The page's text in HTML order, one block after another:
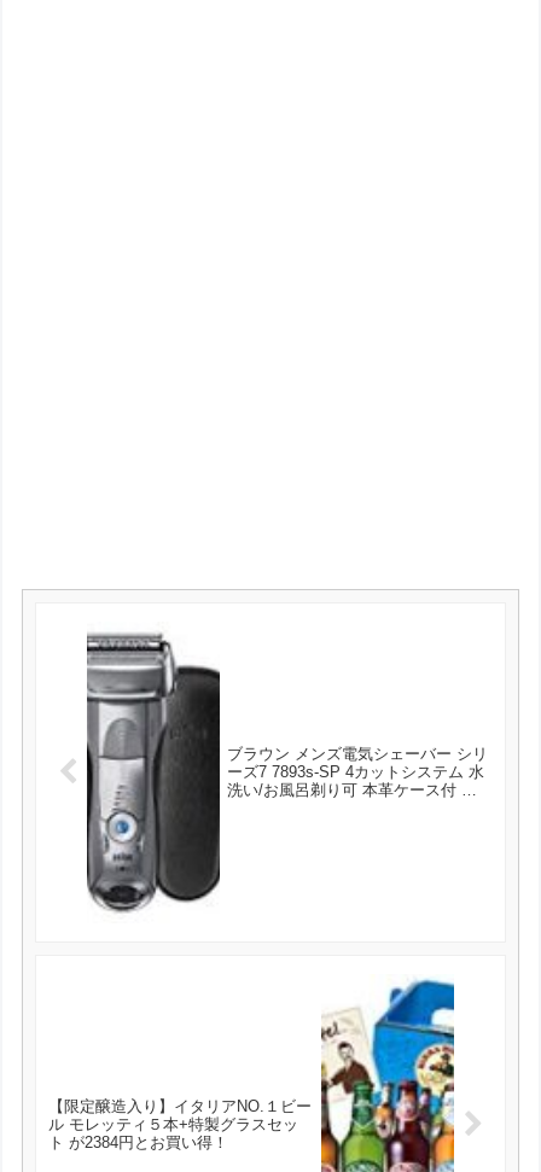
ブラウン メンズ電気シェーバー シリ
ーズ7 7893s-SP 4カットシステム 水
洗い/お風呂剃り可 本革ケース付 が
【限定醸造入り】イタリアNO.１ビー
ル モレッティ５本+特製グラスセッ
ト が2384円とお買い得！